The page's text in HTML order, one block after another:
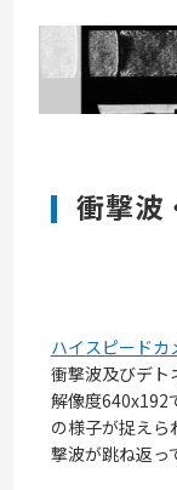
衝撃波
ハイスピード
衝撃波及びデト
解像度640x192
の様子が捉えら
撃波が跳ね返っ